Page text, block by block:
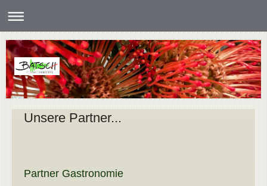
Unsere Partner...
Partner Gastronomie